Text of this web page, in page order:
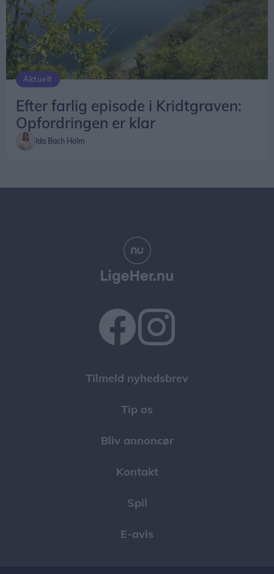
Aktuelt
Efter farlig episode i Kridtgraven:
Opfordringen er klar
Ida Bach Holm
Tilmeld nyhedsbrev
Tip os
Bliv annoncør
Kontakt
Spil
E-avis